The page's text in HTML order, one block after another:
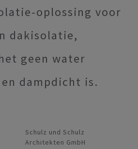
oplossing voor
dakisolatie,
geen water
dampdicht is.
Schulz und Schulz
Architekten GmbH